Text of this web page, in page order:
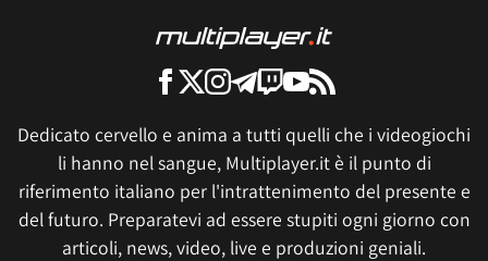
Dedicato cervello e anima a tutti quelli che i videogiochi
li hanno nel sangue, Multiplayer.it è il punto di
riferimento italiano per l'intrattenimento del presente e
del futuro. Preparatevi ad essere stupiti ogni giorno con
articoli, news, video, live e produzioni geniali.